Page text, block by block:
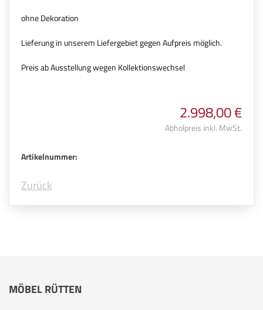
ohne Dekoration
Lieferung in unserem Liefergebiet gegen Aufpreis möglich.
Preis ab Ausstellung wegen Kollektionswechsel
2.998,00 €
Abholpreis inkl. MwSt.
Artikelnummer:
Zurück
MÖBEL RÜTTEN